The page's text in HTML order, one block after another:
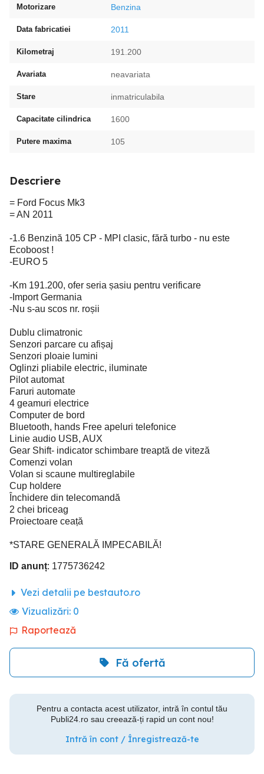
Motorizare Benzina
Data fabricatiei 2011
Kilometraj 191.200
Avariata neavariata
Stare inmatriculabila
Capacitate cilindrica 1600
Putere maxima 105
Descriere
= Ford Focus Mk3
= AN 2011
-1.6 Benzină 105 CP - MPI clasic, fără turbo - nu este
Ecoboost !
-EURO 5
-Km 191.200, ofer seria șasiu pentru verificare
-Import Germania
-Nu s-au scos nr. roșii
Dublu climatronic
Senzori parcare cu afișaj
Senzori ploaie lumini
Oglinzi pliabile electric, iluminate
Pilot automat
Faruri automate
4 geamuri electrice
Computer de bord
Bluetooth, hands Free apeluri telefonice
Linie audio USB, AUX
Gear Shift- indicator schimbare treaptă de viteză
Comenzi volan
Volan si scaune multireglabile
Cup holdere
Închidere din telecomandă
2 chei briceag
Proiectoare ceață
*STARE GENERALĂ IMPECABILĂ!
ID anunț: 1775736242
Vezi detalii pe bestauto.ro
Vizualizări: 0
Raportează
Fă ofertă
Pentru a contacta acest utilizator, intră în contul tău
Publi24.ro sau creează-ți rapid un cont nou!
Intră în cont / Înregistrează-te